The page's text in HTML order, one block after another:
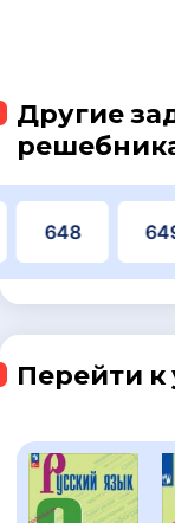
Другие
648
Перейти к